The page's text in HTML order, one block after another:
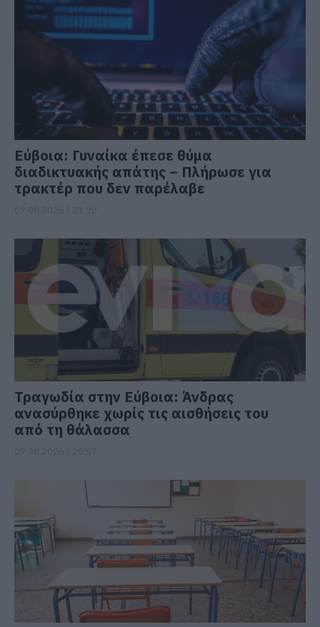
Εύβοια: Γυναίκα έπεσε θύμα
διαδικτυακής απάτης – Πλήρωσε για
τρακτέρ που δεν παρέλαβε
Τραγωδία στην Εύβοια: Άνδρας
ανασύρθηκε χωρίς τις αισθήσεις του
από τη θάλασσα